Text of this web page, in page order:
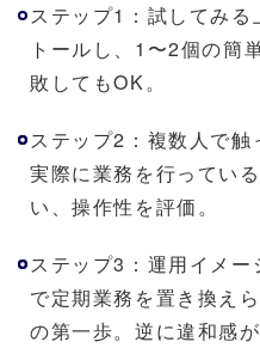
ステップ1：試してみ
トールし、1〜2個の簡
敗してもOK。
ステップ2：複数人で触
実際に業務を行ってい
い、操作性を評価。
ステップ3：運用イメ
で定期業務を置き換え
の第一歩。逆に違和感